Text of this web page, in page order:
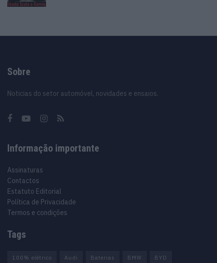
Sobre
Noticias do setor automóvel, novidades e ensaios.
Informação importante
Assinaturas
Contactos
Estatuto Editorial
Política de Privacidade
Termos e condições
Tags
100% elétrico Audi Baterias BMW BYD